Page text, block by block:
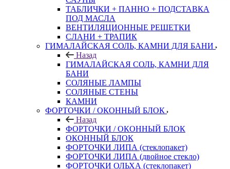
ТАБЛИЧКИ + ПАННО + ПОДСТАВКА
ПОД МАСЛА
ВЕНТИЛЯЦИОННЫЕ РЕШЕТКИ
СЛАНИ + ТРАПИК
ГИМАЛАЙСКАЯ СОЛЬ, КАМНИ ДЛЯ БАНИ
Назад
ГИМАЛАЙСКАЯ СОЛЬ, КАМНИ ДЛЯ
БАНИ
СОЛЯНЫЕ ЛАМПЫ
СОЛЯНЫЕ СТЕНЫ
КАМНИ
ФОРТОЧКИ / ОКОННЫЙ БЛОК
Назад
ФОРТОЧКИ / ОКОННЫЙ БЛОК
ОКОННЫЙ БЛОК
ФОРТОЧКИ ЛИПА (стеклопакет)
ФОРТОЧКИ ЛИПА (двойное стекло)
ФОРТОЧКИ ОЛЬХА (стеклопакет)